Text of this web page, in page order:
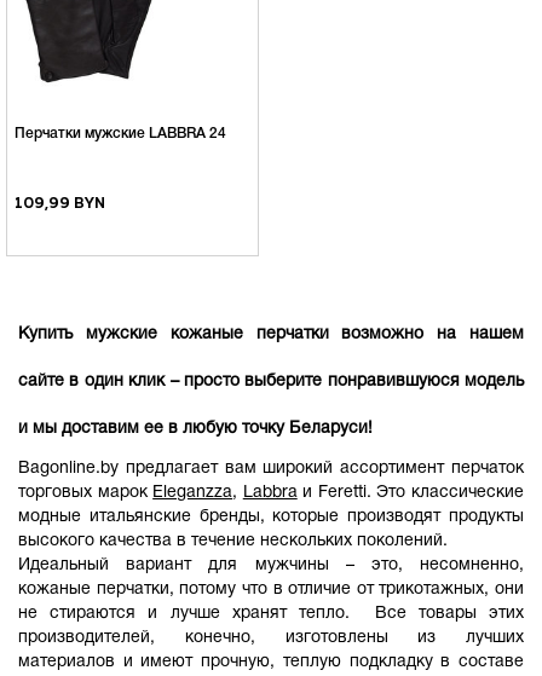
Перчатки мужские LABBRA 24
109,99 BYN
Купить мужские кожаные перчатки возможно на нашем
сайте в один клик – просто выберите понравившуюся модель
и мы доставим ее в любую точку Беларуси!
Bagonline.by предлагает вам широкий ассортимент перчаток
торговых марок Eleganzza, Labbraи Feretti. Это классические
модные итальянские бренды, которые производят продукты
высокого качества в течение нескольких поколений.
Идеальный вариант для мужчины – это, несомненно,
кожаные перчатки, потому что в отличие от трикотажных, они
не стираются и лучше хранят тепло. Все товары этих
производителей, конечно, изготовлены из лучших
материалов и имеют прочную, теплую подкладку в составе